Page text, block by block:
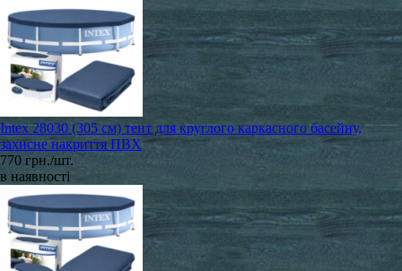
Intex 28030 (305 см) тент для круглого каркасного басейну,
захисне накриття ПВХ
770 грн./шт.
в наявності